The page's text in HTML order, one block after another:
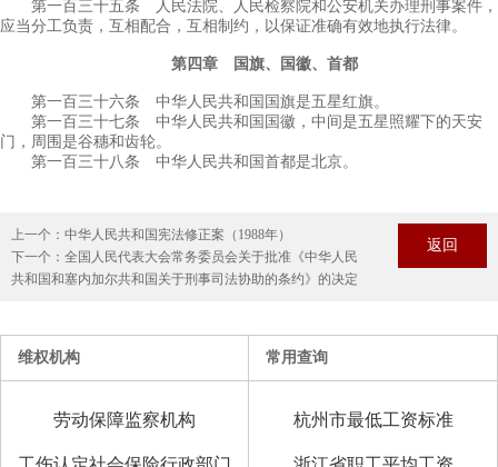
第一百三十五条 人民法院、人民检察院和公安机关办理刑事案件，
应当分工负责，互相配合，互相制约，以保证准确有效地执行法律。
第四章 国旗、国徽、首都
第一百三十六条 中华人民共和国国旗是五星红旗。
第一百三十七条 中华人民共和国国徽，中间是五星照耀下的天安
门，周围是谷穗和齿轮。
第一百三十八条 中华人民共和国首都是北京。
上一个： 中华人民共和国宪法修正案（1988年）
下一个： 全国人民代表大会常务委员会关于批准《中华人民
共和国和塞内加尔共和国关于刑事司法协助的条约》的决定
返回
维权机构
劳动保障监察机构
常用查询
杭州市最低工资标准